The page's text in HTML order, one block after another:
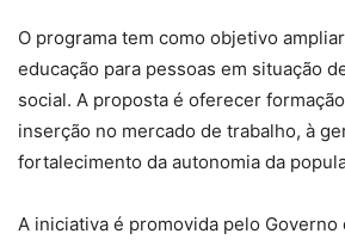
O programa tem como objetivo
educação para pessoas em situação
social. A proposta é oferecer
inserção no mercado de trabalho, à
fortalecimento da autonomia da
A iniciativa é promovida pelo Governo